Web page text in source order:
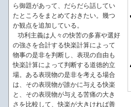
ら御題があって、だらだら話してい
たところをまとめておきたい。幾つ
か観点を追加している。
功利主義は人々の快苦の多寡や選好
の強さを合計する快楽計算によって
物事の是非を判断し、表現の自由も
快楽計算によって判断する道徳的立
場。ある表現物の是非を考える場合
は、その表現物が誰かに与える快楽
と、その表現物が与える苦痛の大き
さを比較して、快楽が大きければ善